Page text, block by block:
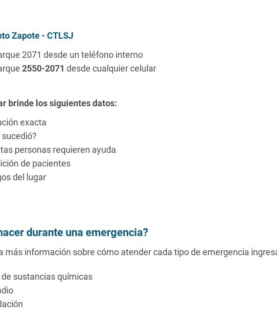
Zapote - CTLSJ
2071 desde un teléfono interno
2550-2071 desde cualquier celular
brinde los siguientes datos:
exacta
sucedió?
personas requieren ayuda
de pacientes
del lugar
durante una emergencia?
más información sobre cómo atender cada tipo de emergencia
de sustancias químicas